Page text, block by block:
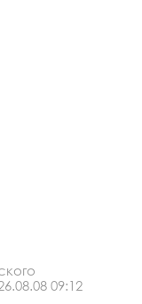
09:12